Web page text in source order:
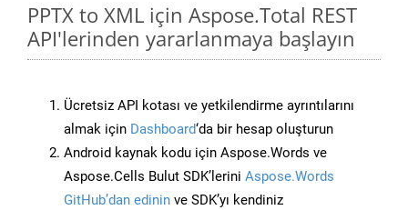
PPTX to XML için Aspose.Total REST
API'lerinden yararlanmaya başlayın
Ücretsiz API kotası ve yetkilendirme ayrıntılarını
almak için Dashboard‘da bir hesap oluşturun
Android kaynak kodu için Aspose.Words ve
Aspose.Cells Bulut SDK’lerini Aspose.Words
GitHub’dan edinin ve SDK’yı kendiniz